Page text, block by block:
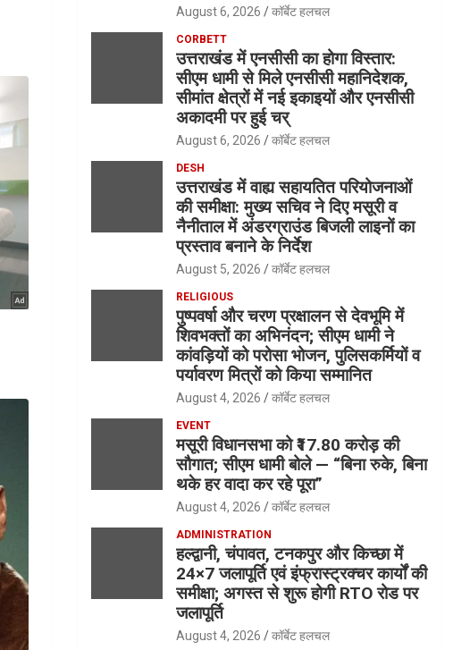
August 6, 2026 कॉर्बेट हलचल
CORBETT
उत्तराखंड में एनसीसी का होगा विस्तार:
सीएम धामी से मिले एनसीसी महानिदेशक,
सीमांत क्षेत्रों में नई इकाइयों और एनसीसी
अकादमी पर हुई चर्
August 6, 2026 कॉर्बेट हलचल
DESH
उत्तराखंड में वाह्य सहायतित परियोजनाओं
की समीक्षा: मुख्य सचिव ने दिए मसूरी व
नैनीताल में अंडरग्राउंड बिजली लाइनों का
प्रस्ताव बनाने के निर्देश
August 5, 2026 कॉर्बेट हलचल
RELIGIOUS
पुष्पवर्षा और चरण प्रक्षालन से देवभूमि में
शिवभक्तों का अभिनंदन; सीएम धामी ने
कांवड़ियों को परोसा भोजन, पुलिसकर्मियों व
पर्यावरण मित्रों को किया सम्मानित
August 4, 2026 कॉर्बेट हलचल
EVENT
मसूरी विधानसभा को ₹17.80 करोड़ की
सौगात; सीएम धामी बोले — “बिना रुके, बिना
थके हर वादा कर रहे पूरा”
August 4, 2026 कॉर्बेट हलचल
ADMINISTRATION
हल्द्वानी, चंपावत, टनकपुर और किच्छा में
24×7 जलापूर्ति एवं इंफ्रास्ट्रक्चर कार्यों की
समीक्षा; अगस्त से शुरू होगी RTO रोड पर
जलापूर्ति
August 4, 2026 कॉर्बेट हलचल